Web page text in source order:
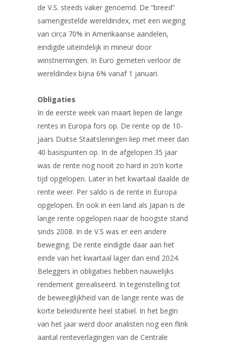
de V.S. steeds vaker genoemd. De “breed”
samengestelde wereldindex, met een weging
van circa 70% in Amerikaanse aandelen,
eindigde uiteindelijk in mineur door
winstnemingen. In Euro gemeten verloor de
wereldindex bijna 6% vanaf 1 januari.
Obligaties
In de eerste week van maart liepen de lange
rentes in Europa fors op. De rente op de 10-
jaars Duitse Staatsleningen liep met meer dan
40 basispunten op. In de afgelopen 35 jaar
was de rente nog nooit zo hard in zo’n korte
tijd opgelopen. Later in het kwartaal daalde de
rente weer. Per saldo is de rente in Europa
opgelopen. En ook in een land als Japan is de
lange rente opgelopen naar de hoogste stand
sinds 2008. In de V.S was er een andere
beweging. De rente eindigde daar aan het
einde van het kwartaal lager dan eind 2024.
Beleggers in obligaties hebben nauwelijks
rendement gerealiseerd. In tegenstelling tot
de beweeglijkheid van de lange rente was de
korte beleidsrente heel stabiel. In het begin
van het jaar werd door analisten nog een flink
aantal renteverlagingen van de Centrale